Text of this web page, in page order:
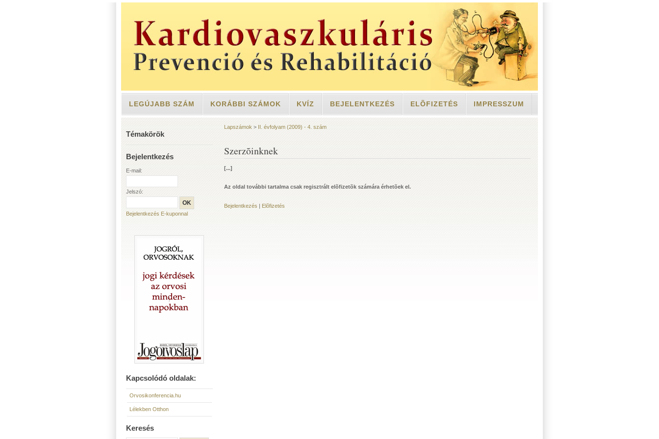
LEGÚJABB SZÁM KORÁBBI SZÁMOK KVÍZ BEJELENTKEZÉS ELÕFIZETÉS IMPRESSZUM
Témakörök
Bejelentkezés
E-mail:
Jelszó:
Bejelentkezés E-kuponnal
Kapcsolódó oldalak:
Orvosikonferencia.hu
Lélekben Otthon
Keresés
Lapszámok > II. évfolyam (2009) - 4. szám
Szerzõinknek
[...]
Az oldal további tartalma csak regisztrált elõfizetõk számára érhetõek el.
Bejelentkezés | Elõfizetés